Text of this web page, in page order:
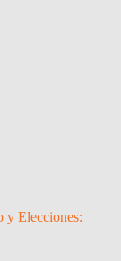
y Elecciones: